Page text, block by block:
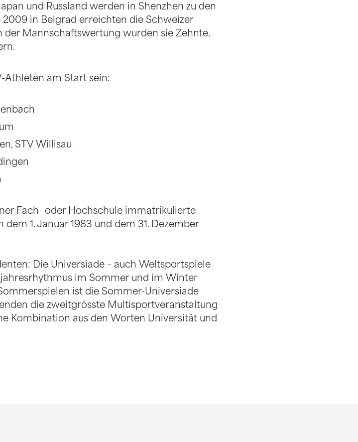
und Russland werden in Shenzhen zu den
in Belgrad erreichten die Schweizer
Mannschaftswertung wurden sie Zehnte.
Athleten am Start sein:
STV Willisau
Fach- oder Hochschule immatrikulierte
1. Januar 1983 und dem 31. Dezember
Die Universiade – auch Weltsportspiele
im Sommer und im Winter
ist die Sommer-Universiade
die zweitgrösste Multisportveranstaltung
Kombination aus den Worten Universität und